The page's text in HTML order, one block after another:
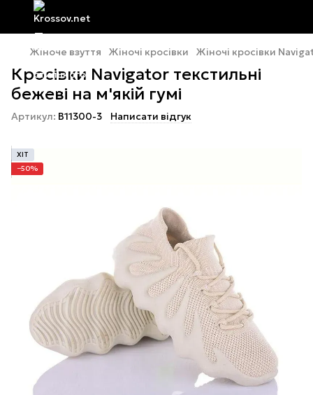
Жіноче взуття Жіночі кросівки Жіночі кросівки
Кросівки Navigator текстильні
бежеві на м'якій гумі
Артикул: B11300-3 Написати відгук
ХІТ
−50%